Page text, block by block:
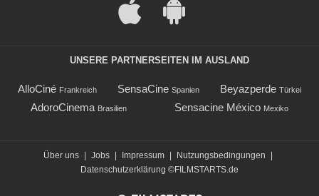
UNSERE PARTNERSEITEN IM AUSLAND
AlloCiné Frankreich SensaCine Spanien Beyazperde Türkei
AdoroCinema Brasilien Sensacine México Mexiko
Über uns Jobs Impressum Nutzungsbedingungen
Datenschutzerklärung ©FILMSTARTS.de